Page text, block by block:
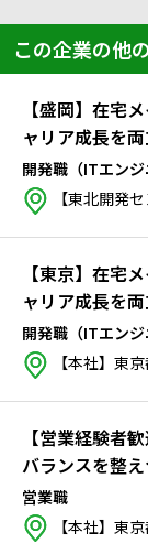
この企業の他
【盛岡】在宅
ャリア成長を
開発職（ITエンジ
【東北開発セン
【東京】在宅
ャリア成長を
開発職（ITエンジ
【本社】東京都 文京区 本駒込2-28-8 文京グリーンコ
【営業経験者
バランスを整
ます！
営業職
【本社】東京都 文京区 本駒込2-28-8 文京グリーンコ